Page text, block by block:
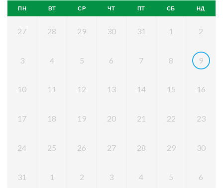
ПН ВТ СР ЧТ ПТ СБ НД
27 28 29 30 31 1 2
3 4 5 6 7 8 9
10 11 12 13 14 15 16
17 18 19 20 21 22 23
24 25 26 27 28 29 30
31 1 2 3 4 5 6